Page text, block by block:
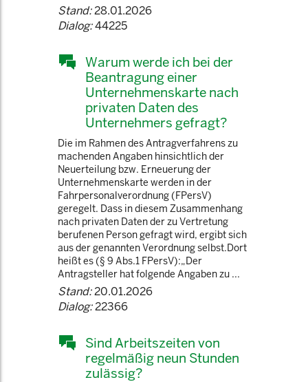
Stand:28.01.2026
Dialog:44225
Warum werde ich bei der
Beantragung einer
Unternehmenskarte nach
privaten Daten des
Unternehmers gefragt?
Die im Rahmen des Antragverfahrens zu
machenden Angaben hinsichtlich der
Neuerteilung bzw. Erneuerung der
Unternehmenskarte werden in der
Fahrpersonalverordnung (FPersV)
geregelt. Dass in diesem Zusammenhang
nach privaten Daten der zu Vertretung
berufenen Person gefragt wird, ergibt sich
aus der genannten Verordnung selbst.Dort
heißt es (§ 9 Abs.1 FPersV):„Der
Antragsteller hat folgende Angaben zu ...
Stand:20.01.2026
Dialog:22366
Sind Arbeitszeiten von
regelmäßig neun Stunden
zulässig?